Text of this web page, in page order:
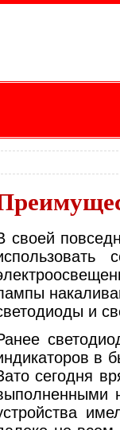
своей
и
в
сегодня